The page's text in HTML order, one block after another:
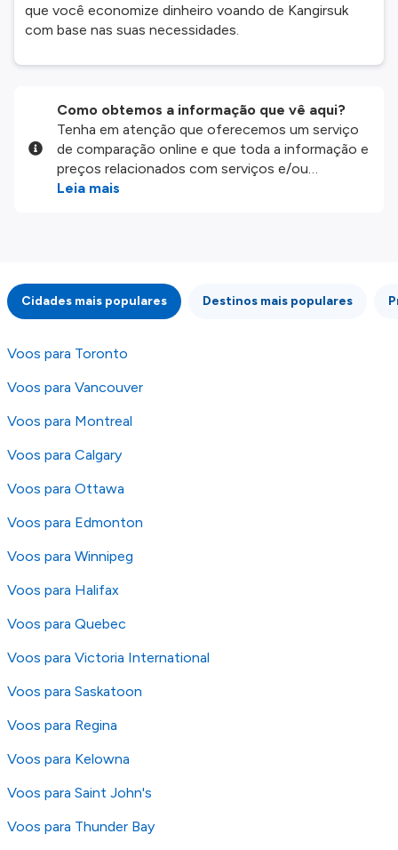
que você economize dinheiro voando de Kangirsuk
com base nas suas necessidades.
Como obtemos a informação que vê aqui?
Tenha em atenção que oferecemos um serviço
de comparação online e que toda a informação e
preços relacionados com serviços e/ou
produtos disponíveis no nosso website são
integridade ou pela precisão da informação
publicada, por isso verifique com atenção todas
as condições no website do parceiro antes de
fazer uma reserva. Para mais detalhes verifique
os nossos
Leia mais
Cidades mais populares Destinos mais populares
Voos para Toronto
Voos para Vancouver
Voos para Montreal
Voos para Calgary
Voos para Ottawa
Voos para Edmonton
Voos para Winnipeg
Voos para Halifax
Voos para Quebec
Voos para Victoria International
Voos para Saskatoon
Voos para Regina
Voos para Kelowna
Voos para Saint John's
Voos para Thunder Bay